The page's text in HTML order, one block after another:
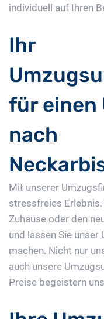
individuell auf Ihren
Ihr
für einen
nach
Mit unserer
stressfreies Erlebnis.
Zuhause oder den
und lassen Sie
machen. Nicht nur
auch unsere
Preise begeistern